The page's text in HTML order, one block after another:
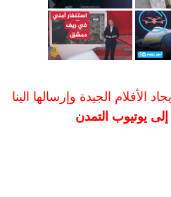
الأفلام الجيدة وإرسالها الينا
يوتيوب التمدن